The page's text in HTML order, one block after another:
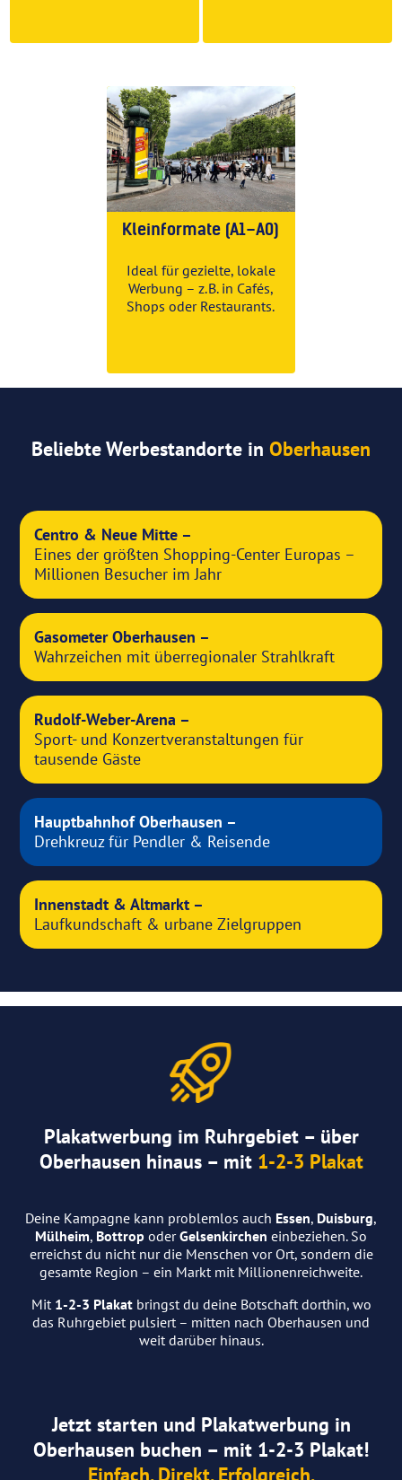
Kleinformate (A1–A0)
Ideal für gezielte, lokale
Werbung – z. B. in Cafés,
Shops oder Restaurants.
Beliebte Werbestandorte in Oberhausen
Centro & Neue Mitte –
Eines der größten Shopping-Center Europas –
Millionen Besucher im Jahr
Gasometer Oberhausen –
Wahrzeichen mit überregionaler Strahlkraft
Rudolf-Weber-Arena –
Sport- und Konzertveranstaltungen für
tausende Gäste
Hauptbahnhof Oberhausen –
Drehkreuz für Pendler & Reisende
Innenstadt & Altmarkt –
Laufkundschaft & urbane Zielgruppen
Plakatwerbung im Ruhrgebiet – über
Oberhausen hinaus – mit 1-2-3 Plakat
Deine Kampagne kann problemlos auch Essen, Duisburg,
Mülheim, Bottrop oderGelsenkirchen einbeziehen. So
erreichst du nicht nur die Menschen vor Ort, sondern die
gesamte Region – ein Markt mit Millionenreichweite.
Mit 1-2-3 Plakatbringst du deine Botschaft dorthin, wo
das Ruhrgebiet pulsiert – mitten nach Oberhausen und
weit darüber hinaus.
Jetzt starten und Plakatwerbung in
Oberhausen buchen – mit 1-2-3 Plakat!
Einfach. Direkt. Erfolgreich.